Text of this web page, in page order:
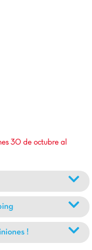
30 de octubre al
!